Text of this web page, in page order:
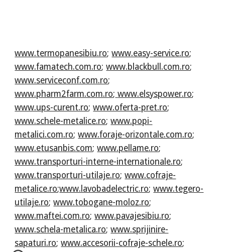
www.termopanesibiu.ro;www.easy-service.ro;
www.famatech.com.ro;www.blackbull.com.ro;
www.serviceconf.com.ro;
www.pharm2farm.com.ro; www.elsyspower.ro;
www.ups-curent.ro;www.oferta-pret.ro;
www.schele-metalice.ro;www.popi-
metalici.com.ro;www.foraje-orizontale.com.ro;
www.etusanbis.com;www.pellame.ro;
www.transporturi-interne-internationale.ro;
www.transporturi-utilaje.ro;www.cofraje-
metalice.ro;www.lavobadelectric.ro;www.tegero-
utilaje.ro;www.tobogane-moloz.ro;
www.maftei.com.ro;www.pavajesibiu.ro;
www.schela-metalica.ro;www.sprijinire-
sapaturi.ro;www.accesorii-cofraje-schele.ro;